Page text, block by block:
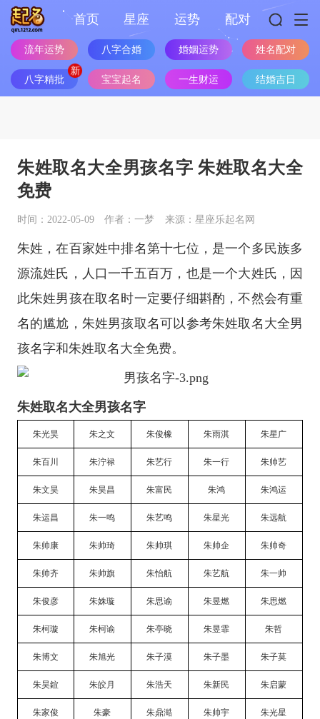
首页 星座 运势 配对
流年运势 八字合婚 婚姻运势 姓名配对
八字精批 宝宝起名 一生财运 结婚吉日
朱姓取名大全男孩名字 朱姓取名大全
免费
时间：2022-05-09 作者：一梦 来源：星座乐起名网
朱姓，在百家姓中排名第十七位，是一个多民族多
源流姓氏，人口一千五百万，也是一个大姓氏，因
此朱姓男孩在取名时一定要仔细斟酌，不然会有重
名的尴尬，朱姓男孩取名可以参考朱姓取名大全男
孩名字和朱姓取名大全免费。
朱姓取名大全男孩名字
朱光昊 朱之文 朱俊橡 朱雨淇 朱星广
朱百川 朱泞禄 朱艺行 朱一行 朱帅艺
朱文昊 朱昊昌 朱富民 朱鸿 朱鸿运
朱运昌 朱一鸣 朱艺鸣 朱星光 朱远航
朱帅康 朱帅琦 朱帅琪 朱帅企 朱帅奇
朱帅齐 朱帅旗 朱怡航 朱艺航 朱一帅
朱俊彦 朱姝璇 朱思谕 朱昱燃 朱思燃
朱柯璇 朱柯谕 朱亭晓 朱昱霏 朱哲
朱博文 朱旭光 朱子漠 朱子墨 朱子莫
朱昊鍹 朱皎月 朱浩天 朱新民 朱启蒙
朱家俊 朱豪 朱鼎澔 朱帅宇 朱光星